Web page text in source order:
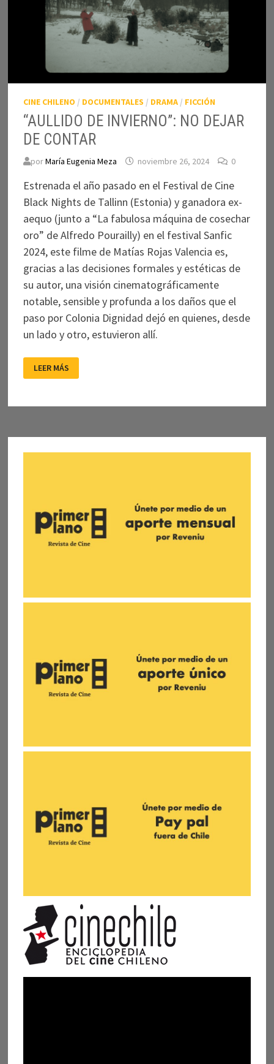
CINE CHILENO / DOCUMENTALES / DRAMA/ FICCIÓN
“AULLIDO DE INVIERNO”: NO DEJAR
DE CONTAR
porMaría Eugenia Meza noviembre 26, 2024 0
Estrenada el año pasado en el Festival de Cine
Black Nights de Tallinn (Estonia) y ganadora ex-
aequo (junto a “La fabulosa máquina de cosechar
oro” de Alfredo Pourailly) en el festival Sanfic
2024, este filme de Matías Rojas Valencia es,
gracias a las decisiones formales y estéticas de
su autor, una visión cinematográficamente
notable, sensible y profunda a los daños que el
paso por Colonia Dignidad dejó en quienes, desde
un lado y otro, estuvieron allí.
“AULLIDO
DE
INVIERNO”:
DE
LEER MÁS